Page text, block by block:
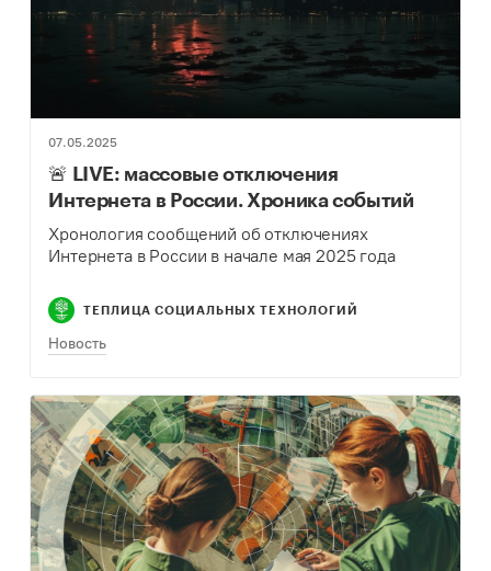
07.05.2025
🚨 LIVE: массовые отключения
Интернета в России. Хроника событий
Хронология сообщений об отключениях
Интернета в России в начале мая 2025 года
ТЕПЛИЦА СОЦИАЛЬНЫХ ТЕХНОЛОГИЙ
Новость